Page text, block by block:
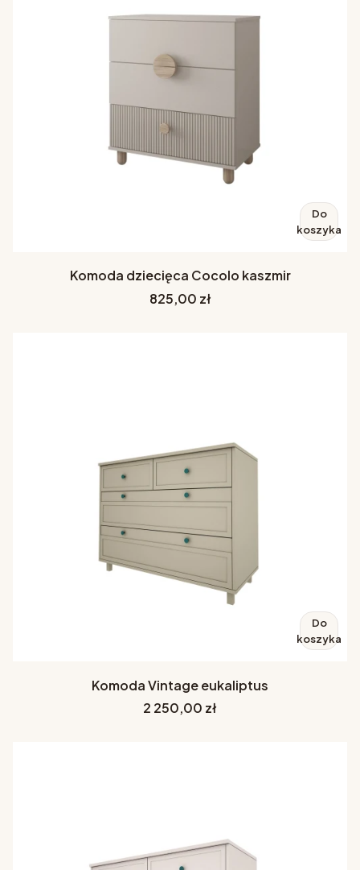
Do
koszyka
Komoda dziecięca Cocolo kaszmir
Cena
825,00 zł
Do
koszyka
Komoda Vintage eukaliptus
Cena
2 250,00 zł